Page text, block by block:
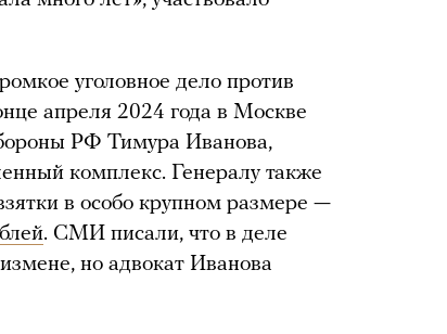
уголовное дело против
апреля 2024 года в Москве
РФ Тимура Иванова,
комплекс. Генералу также
в особо крупном размере —
. СМИ писали, что в деле
но адвокат Иванова